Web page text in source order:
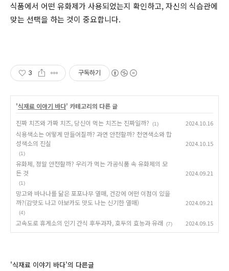
식품에서 어떤 유화제가 사용되었는지 확인하고, 자신의 식습관에
맞는 선택을 하는 것이 중요합니다.
3 구독하기
'식재료 이야기 바다' 카테고리의 다른 글
진짜 치즈와 가짜 치즈, 당신이 먹는 치즈는 진짜일까?
(1) 2024.10.16
식용색소는 어떻게 만들어질까? 과연 안전할까? 천연색소와 합
성색소의 진실
(1)
2024.10.15
유화제, 정말 안전할까? 우리가 먹는 가공식품 속 유화제의 모
든 것
(1)
2024.09.21
망고와 바나나를 닮은 포포나무 열매, 건강에 어떤 이점이 있을
까?(감맛도 나고 아보카도 맛도 나는 신기한 열매)
(4)
2024.09.21
고속도로 휴게소의 인기 간식 후두과자, 호두의 효능과 유래 (7) 2024.09.15
'식재료 이야기 바다'의 다른글